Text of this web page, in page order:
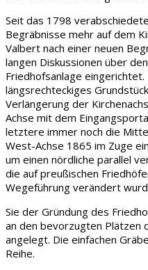
Seit das 1798
Begräbnisse mehr auf dem
Valbert nach einer neuen
langen Diskussionen über
Friedhofsanlage
längsrechteckiges
Verlängerung der
Achse mit dem
letztere immer noch die
West-Achse 1865 im Zuge
um einen nördliche parallel
die auf preußischen
Wegeführung verändert
Sie der Gründung des
an den bevorzugten Plätzen
angelegt. Die einfachen
Reihe.